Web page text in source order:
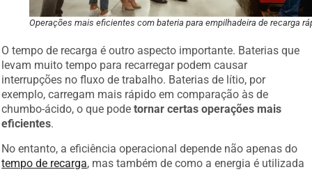
Operações mais eficientes com bateria para empilhadeira de recarga
O tempo de recarga é outro aspecto importante. Baterias que
levam muito tempo para recarregar podem causar
interrupções no fluxo de trabalho. Baterias de lítio, por
exemplo, carregam mais rápido em comparação às de
chumbo-ácido, o que podetornar certas operações mais
eficientes.
No entanto, a eficiência operacional depende não apenas do
tempo de recarga, mas também de como a energia é utilizada